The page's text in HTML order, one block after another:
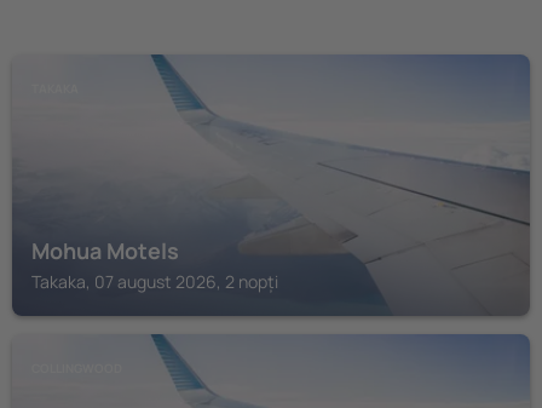
Mohua Motels
Takaka, 07 august 2026, 2 nopți